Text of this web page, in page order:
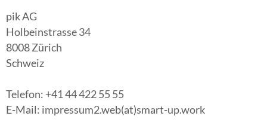
pik AG
Holbeinstrasse 34
8008 Zürich
Schweiz
Telefon: +41 44 422 55 55
E-Mail: impressum2.web(at)smart-up.work